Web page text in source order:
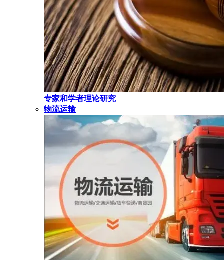
专家和学者理论研究
物流运输